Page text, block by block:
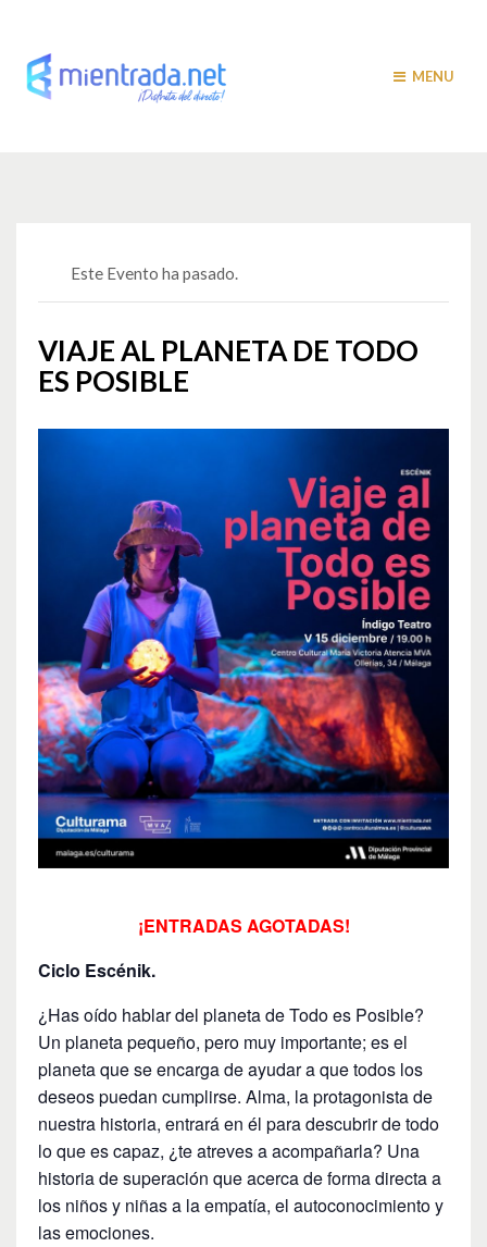
MENU
Este Evento ha pasado.
VIAJE AL PLANETA DE TODO
ES POSIBLE
¡ENTRADAS AGOTADAS!
Ciclo Escénik.
¿Has oído hablar del planeta de Todo es Posible?
Un planeta pequeño, pero muy importante; es el
planeta que se encarga de ayudar a que todos los
deseos puedan cumplirse. Alma, la protagonista de
nuestra historia, entrará en él para descubrir de todo
lo que es capaz, ¿te atreves a acompañarla? Una
historia de superación que acerca de forma directa a
los niños y niñas a la empatía, el autoconocimiento y
las emociones.